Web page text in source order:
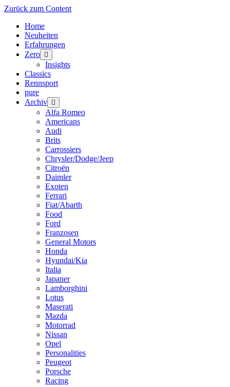
Zurück zum Content
Home
Neuheiten
Erfahrungen
Zero Menü
öffnen
Insights
Classics
Rennsport
pure
Archiv Menü
öffnen
Alfa Romeo
Americans
Audi
Brits
Carrossiers
Chrysler/Dodge/Jeep
Citroën
Daimler
Exoten
Ferrari
Fiat/Abarth
Food
Ford
Franzosen
General Motors
Honda
Hyundai/Kia
Italia
Japaner
Lamborghini
Lotus
Maserati
Mazda
Motorrad
Nissan
Opel
Personalities
Peugeot
Porsche
Racing